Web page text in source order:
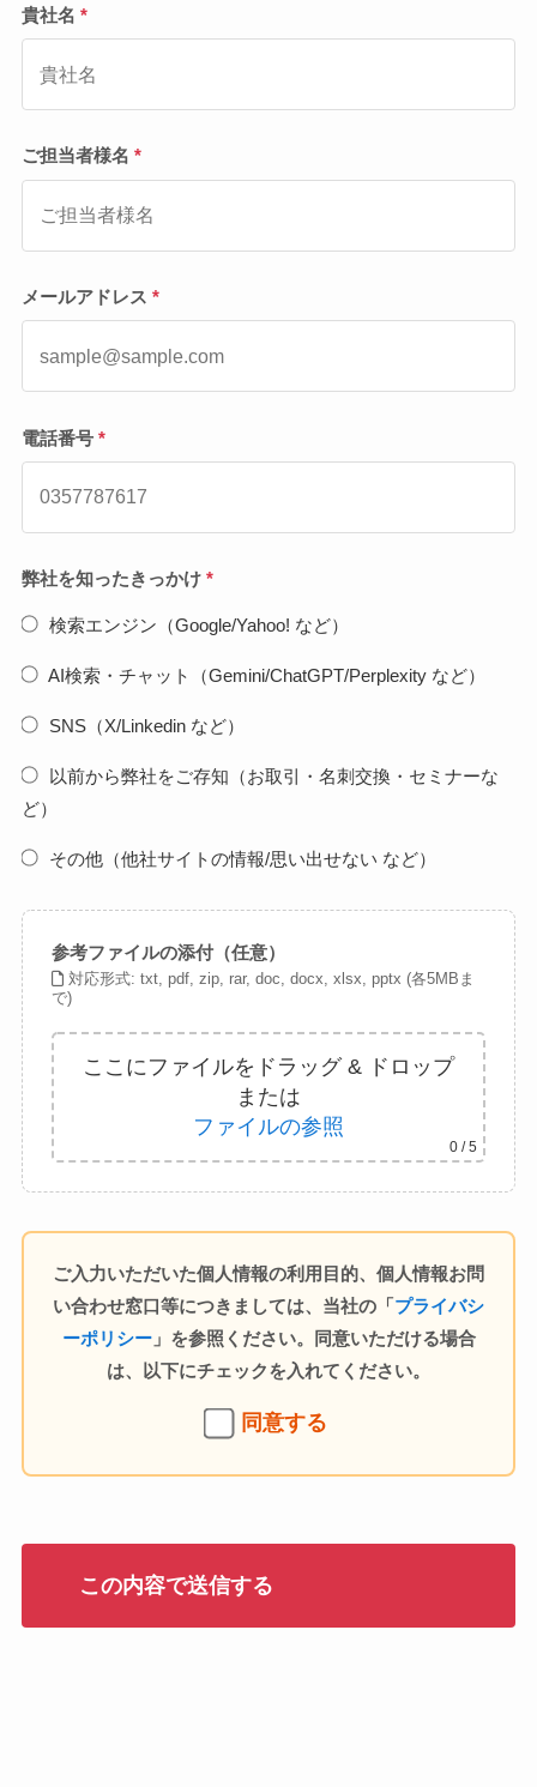
貴社名 *
ご担当者様名 *
メールアドレス *
電話番号*
弊社を知ったきっかけ*
検索エンジン（Google/Yahoo! など）
AI検索・チャット（Gemini/ChatGPT/Perplexity など）
SNS（X/Linkedin など）
以前から弊社をご存知（お取引・名刺交換・セミナーな
ど）
その他（他社サイトの情報/思い出せない など）
参考ファイルの添付（任意）
対応形式: txt, pdf, zip, rar, doc, docx, xlsx, pptx (各5MBま
で)
ここにファイルをドラッグ & ドロップ
または
ファイルの参照
0/ 5
ご入力いただいた個人情報の利用目的、個人情報お問
い合わせ窓口等につきましては、当社の「プライバシ
ーポリシー」を参照ください。同意いただける場合
は、以下にチェックを入れてください。
同意する